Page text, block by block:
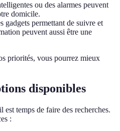
ou des alarmes peuvent
domicile.
gadgets permettant de suivre et
peuvent aussi être une
priorités, vous pourrez mieux
disponibles
temps de faire des recherches.
: